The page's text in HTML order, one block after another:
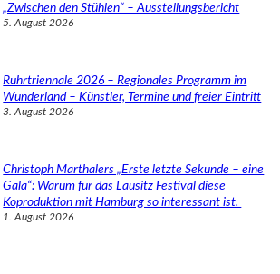
„Zwischen den Stühlen“ – Ausstellungsbericht
5. August 2026
Ruhrtriennale 2026 – Regionales Programm im
Wunderland – Künstler, Termine und freier Eintritt
3. August 2026
Christoph Marthalers „Erste letzte Sekunde – eine
Gala“: Warum für das Lausitz Festival diese
Koproduktion mit Hamburg so interessant ist.
1. August 2026